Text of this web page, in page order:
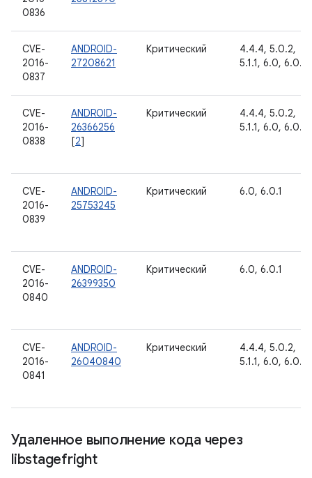
0836
CVE-
2016-
0837
ANDROID-
27208621
Критический
4.4.4, 5.0.2,
5.1.1, 6.0, 6.0.1
CVE-
2016-
0838
ANDROID-
26366256
[2]
Критический
4.4.4, 5.0.2,
5.1.1, 6.0, 6.0.1
CVE-
2016-
0839
ANDROID-
25753245
Критический 6.0, 6.0.1
CVE-
2016-
0840
ANDROID-
26399350
Критический 6.0, 6.0.1
CVE-
2016-
0841
ANDROID-
26040840
Критический
4.4.4, 5.0.2,
5.1.1, 6.0, 6.0.1
Удаленное выполнение кода через
libstagefright